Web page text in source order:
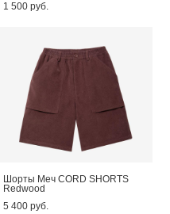
1 500 pуб.
Шорты Меч CORD SHORTS
Redwood
5 400 pуб.